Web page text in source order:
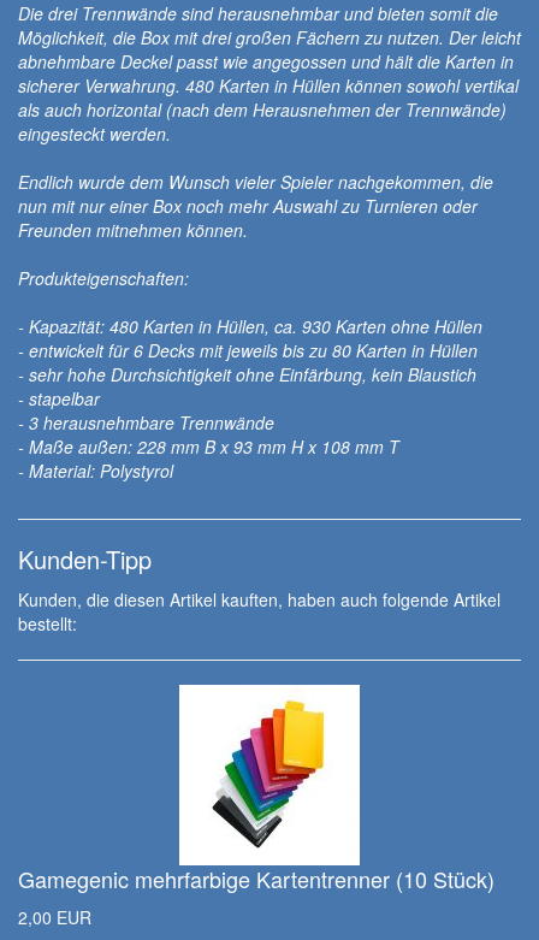
Die drei Trennwände sind herausnehmbar und bieten somit die
Möglichkeit, die Box mit drei großen Fächern zu nutzen. Der leicht
abnehmbare Deckel passt wie angegossen und hält die Karten in
sicherer Verwahrung. 480 Karten in Hüllen können sowohl vertikal
als auch horizontal (nach dem Herausnehmen der Trennwände)
eingesteckt werden.
Endlich wurde dem Wunsch vieler Spieler nachgekommen, die
nun mit nur einer Box noch mehr Auswahl zu Turnieren oder
Freunden mitnehmen können.
Produkteigenschaften:
- Kapazität: 480 Karten in Hüllen, ca. 930 Karten ohne Hüllen
- entwickelt für 6 Decks mit jeweils bis zu 80 Karten in Hüllen
- sehr hohe Durchsichtigkeit ohne Einfärbung, kein Blaustich
- stapelbar
- 3 herausnehmbare Trennwände
- Maße außen: 228 mm B x 93 mm H x 108 mm T
- Material: Polystyrol
Kunden-Tipp
Kunden, die diesen Artikel kauften, haben auch folgende Artikel
bestellt:
Gamegenic mehrfarbige Kartentrenner (10 Stück)
2,00 EUR